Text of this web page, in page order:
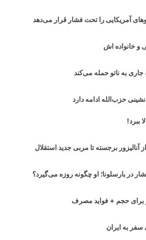
آمریکایی را تحت فشار قرار می‌دهد
جاری به ناتو حمله می‌کند
حزب‌الله ادامه دارد
ببرد!
آنالیزور برجسته تا مربی جدید استقلال
در بارسلونا؛ او چگونه روزه می‌گیرد؟
برای حجم + فواید مصرف
سفر به ایران